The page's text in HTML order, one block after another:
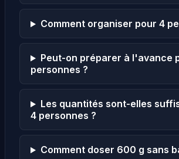
Comment organiser pour 4
Peut-on préparer à l'avance
personnes ?
Les quantités sont-elles
4 personnes ?
Comment doser 600 g sans